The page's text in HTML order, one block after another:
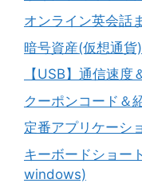
オンライン英会話
暗号資産(仮想通貨
【USB】通信速
クーポンコード＆
定番アプリケーシ
キーボードショー
windows)